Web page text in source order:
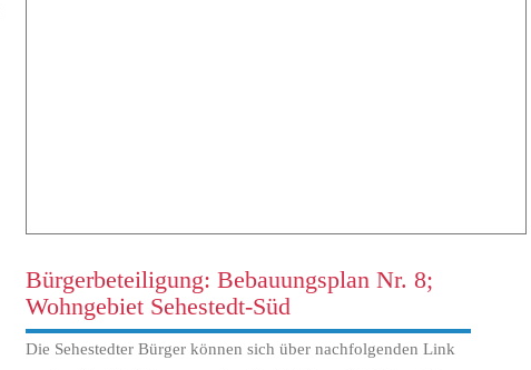
Bürgerbeteiligung: Bebauungsplan Nr. 8;
Wohngebiet Sehestedt-Süd
Die Sehestedter Bürger können sich über nachfolgenden Link